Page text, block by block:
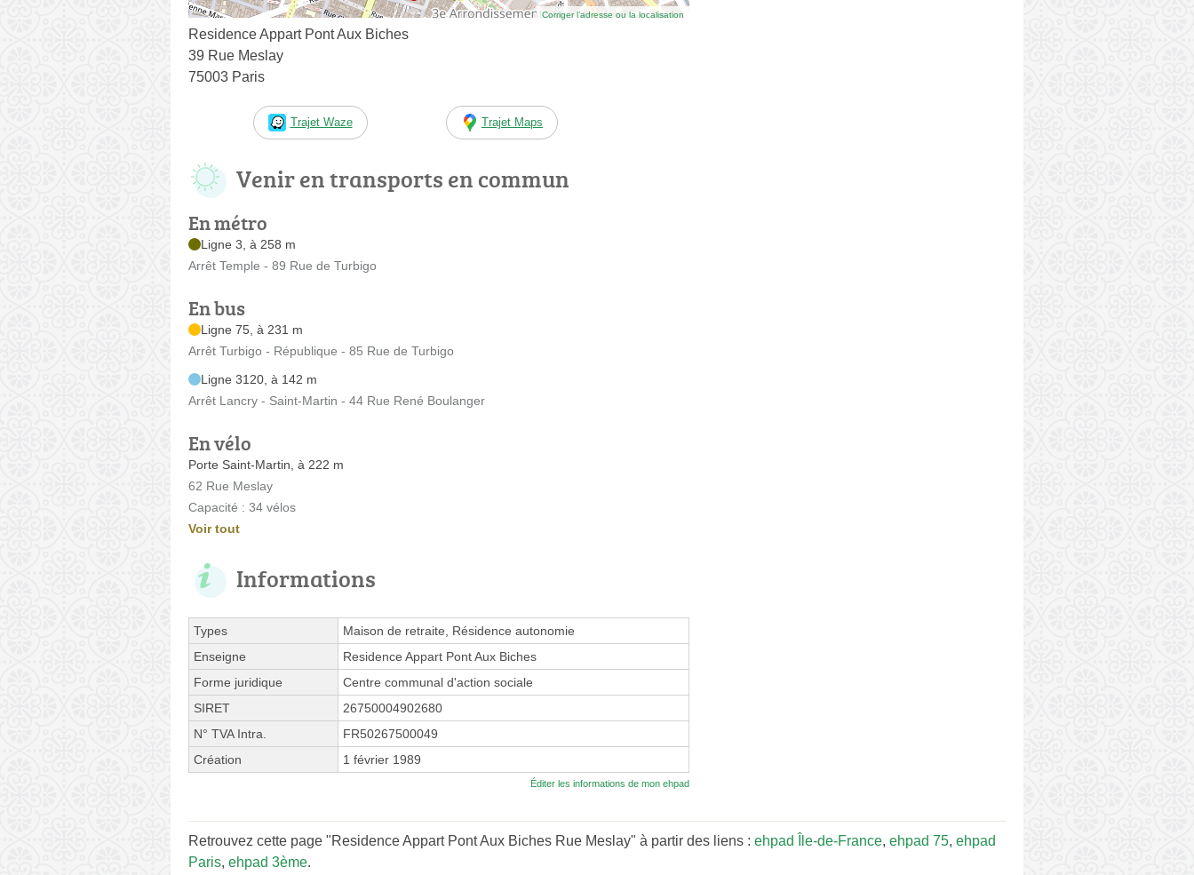
Corriger l’adresse ou la localisation
Residence Appart Pont Aux Biches
39 Rue Meslay
75003 Paris
Trajet Waze Trajet Maps
Venir en transports en commun
En métro
Ligne 3, à 258 m
Arrêt Temple - 89 Rue de Turbigo
En bus
Ligne 75, à 231 m
Arrêt Turbigo - République - 85 Rue de Turbigo
Ligne 3120, à 142 m
Arrêt Lancry - Saint-Martin - 44 Rue René Boulanger
En vélo
Porte Saint-Martin, à 222 m
62 Rue Meslay
Capacité : 34 vélos
Voir tout
Informations
Types
Maison de retraite, Résidence autonomie
Enseigne
Residence Appart Pont Aux Biches
Forme juridique
Centre communal d'action sociale
SIRET
26750004902680
N° TVA Intra.
FR50267500049
Création
1 février 1989
Éditer les informations de mon ehpad
Retrouvez cette page "Residence Appart Pont Aux Biches Rue Meslay" à partir des liens : ehpad Île-de-France, ehpad 75, ehpad
Paris, ehpad 3ème.